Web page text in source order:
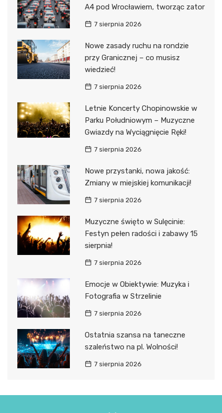
A4 pod Wrocławiem, tworząc zator
7 sierpnia 2026
Nowe zasady ruchu na rondzie
przy Granicznej – co musisz
wiedzieć!
7 sierpnia 2026
Letnie Koncerty Chopinowskie w
Parku Południowym – Muzyczne
Gwiazdy na Wyciągnięcie Ręki!
7 sierpnia 2026
Nowe przystanki, nowa jakość:
Zmiany w miejskiej komunikacji!
7 sierpnia 2026
Muzyczne święto w Sulęcinie:
Festyn pełen radości i zabawy 15
sierpnia!
7 sierpnia 2026
Emocje w Obiektywie: Muzyka i
Fotografia w Strzelinie
7 sierpnia 2026
Ostatnia szansa na taneczne
szaleństwo na pl. Wolności!
7 sierpnia 2026